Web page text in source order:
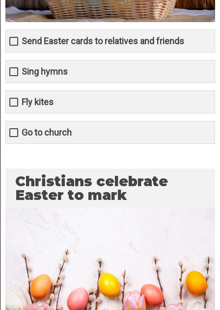
Send Easter cards to relatives and friends
Sing hymns
Fly kites
Go to church
Christians celebrate
Easter to mark